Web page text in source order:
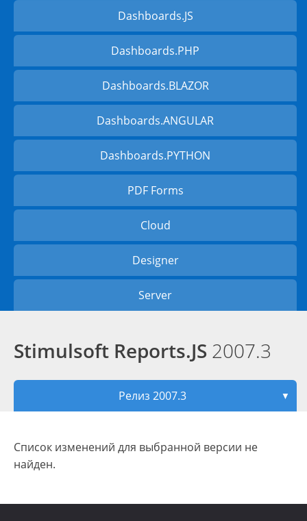
Dashboards.JS
Dashboards.PHP
Dashboards.BLAZOR
Dashboards.ANGULAR
Dashboards.PYTHON
PDF Forms
Cloud
Designer
Server
Stimulsoft Reports.JS 2007.3
Релиз 2007.3 ▼
Список изменений для выбранной версии не
найден.